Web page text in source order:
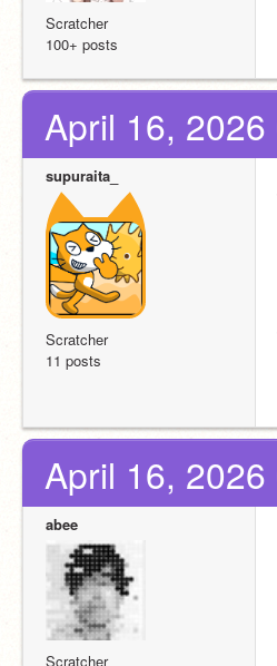
Scratcher
100+ posts
April 16,
supuraita_
Scratcher
11 posts
April 16,
abee
Scratcher